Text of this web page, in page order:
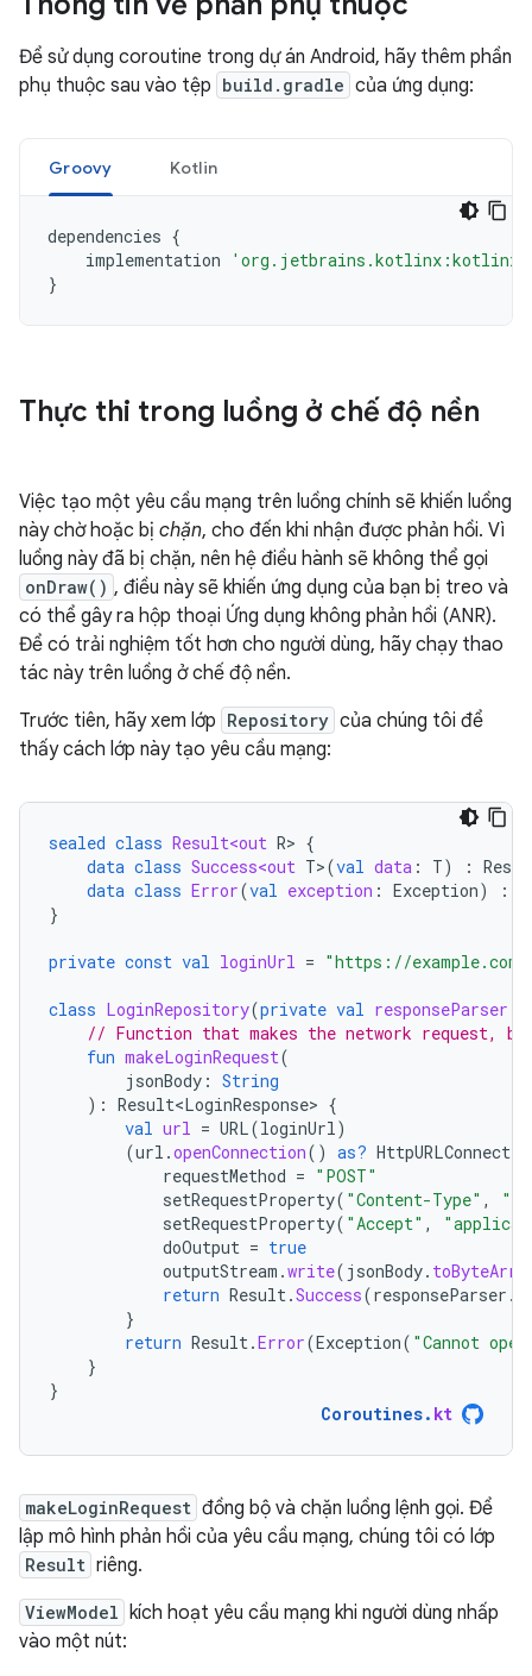
Để sử dụng coroutine trong dự án Android, hãy thêm phần
phụ thuộc sau vào tệp build.gradle của ứng dụng:
Groovy Kotlin
dependencies {
implementation
'org.jetbrains.kotlinx:kotlinx-
}
Thực thi trong luồng ở chế độ nền
Việc tạo một yêu cầu mạng trên luồng chính sẽ khiến luồng
này chờ hoặc bị chặn, cho đến khi nhận được phản hồi. Vì
luồng này đã bị chặn, nên hệ điều hành sẽ không thể gọi
onDraw() , điều này sẽ khiến ứng dụng của bạn bị treo và
có thể gây ra hộp thoại Ứng dụng không phản hồi (ANR).
Để có trải nghiệm tốt hơn cho người dùng, hãy chạy thao
tác này trên luồng ở chế độ nền.
Trước tiên, hãy xem lớp Repository của chúng tôi để
thấy cách lớp này tạo yêu cầu mạng:
sealed class Result<out R> {
data class Success<out T>(val data : T) :
data class Error(val exception : Exception) :
}
private const val loginUrl = "https://
class LoginRepository(private val responseParser
// Function that makes the network request,
fun makeLoginRequest(
jsonBody : String
): Result<LoginResponse> {
val url = URL(loginUrl)
(url .openConnection() as?
requestMethod = "POST"
setRequestProperty( "Content-Type" ,
setRequestProperty( "Accept" ,
doOutput = true
outputStream .write( jsonBody.
return Result.Success(responseParser .
}
return Result.Error(Exception( "Cannot
}
}
Coroutines. kt
makeLoginRequest đồng bộ và chặn luồng lệnh gọi. Để
lập mô hình phản hồi của yêu cầu mạng, chúng tôi có lớp
Result riêng.
ViewModel kích hoạt yêu cầu mạng khi người dùng nhấp
vào một nút: